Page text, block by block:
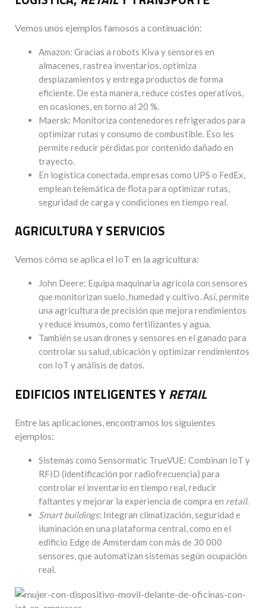
Vemos unos ejemplos famosos a continuación:
Amazon: Gracias a robots Kiva y sensores en
almacenes, rastrea inventarios, optimiza
desplazamientos y entrega productos de forma
eficiente. De esta manera, reduce costes operativos,
en ocasiones, en torno al 20 %.
Maersk: Monitoriza contenedores refrigerados para
optimizar rutas y consumo de combustible. Eso les
permite reducir pérdidas por contenido dañado en
trayecto.
En logística conectada, empresas como UPS o FedEx,
emplean telemática de flota para optimizar rutas,
seguridad de carga y condiciones en tiempo real.
AGRICULTURA Y SERVICIOS
Vemos cómo se aplica el IoT en la agricultura:
John Deere: Equipa maquinaria agrícola con sensores
que monitorizan suelo, humedad y cultivo. Así, permite
una agricultura de precisión que mejora rendimientos
y reduce insumos, como fertilizantes y agua.
También se usan drones y sensores en el ganado para
controlar su salud, ubicación y optimizar rendimientos
con IoT y análisis de datos.
EDIFICIOS INTELIGENTES YRETAIL
Entre las aplicaciones, encontramos los siguientes
ejemplos:
Sistemas como Sensormatic TrueVUE: Combinan IoT y
RFID (identificación por radiofrecuencia) para
controlar el inventario en tiempo real, reducir
faltantes y mejorar la experiencia de compra en retail.
Smart buildings: Integran climatización, seguridad e
iluminación en una plataforma central, como en el
edificio Edge de Amsterdam con más de 30 000
sensores, que automatizan sistemas según ocupación
real.